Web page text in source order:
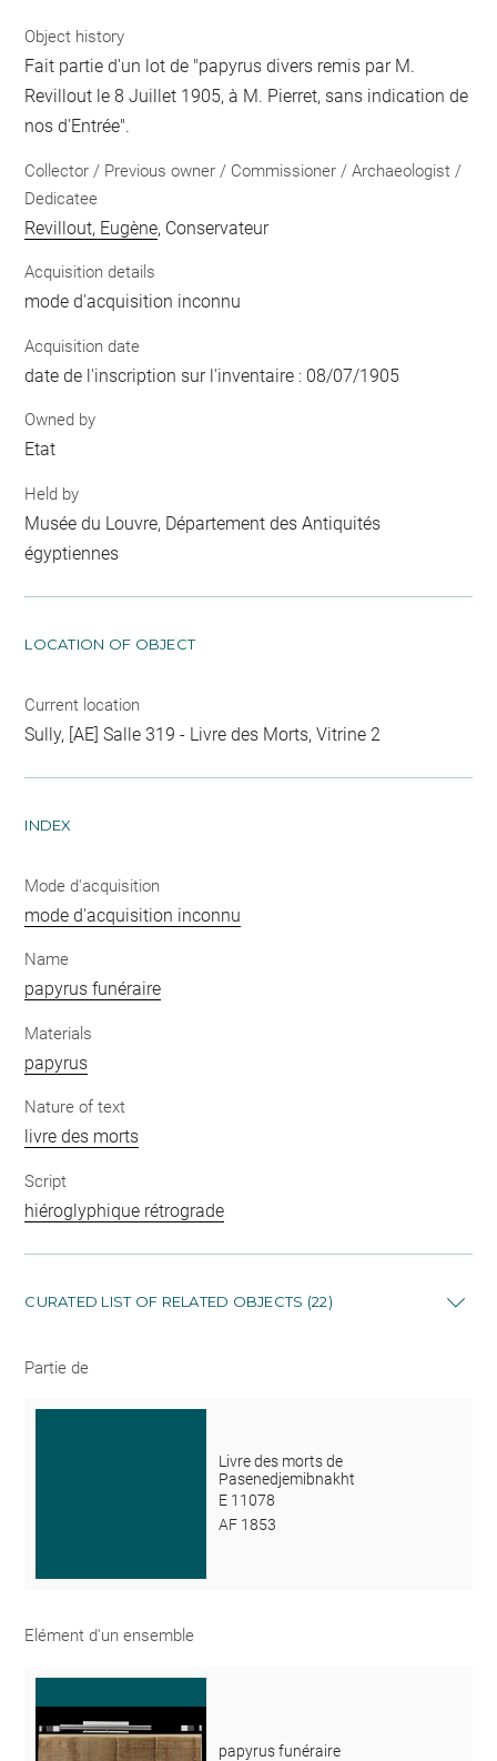
Object history
Fait partie d'un lot de "papyrus divers remis par M.
Revillout le 8 Juillet 1905, à M. Pierret, sans indication de
nos d'Entrée".
Collector / Previous owner / Commissioner / Archaeologist /
Dedicatee
Revillout, Eugène, Conservateur
Acquisition details
mode d'acquisition inconnu
Acquisition date
date de l'inscription sur l'inventaire : 08/07/1905
Owned by
Etat
Held by
Musée du Louvre, Département des Antiquités
égyptiennes
LOCATION OF OBJECT
Current location
Sully, [AE] Salle 319 - Livre des Morts, Vitrine 2
INDEX
Mode d'acquisition
mode d'acquisition inconnu
Name
papyrus funéraire
Materials
papyrus
Nature of text
livre des morts
Script
hiéroglyphique rétrograde
CURATED LIST OF RELATED OBJECTS (22)
Partie de
Livre des morts de
Pasenedjemibnakht
E 11078
AF 1853
Elément d'un ensemble
papyrus funéraire